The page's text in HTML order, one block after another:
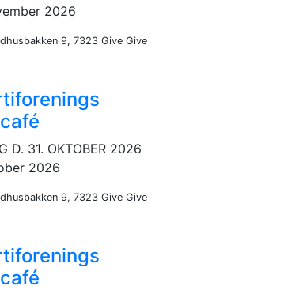
2026
9, 7323 Give Give
D. 31. OKTOBER 2026
2026
9, 7323 Give Give